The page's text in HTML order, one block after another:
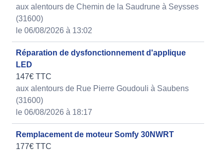
aux alentours de Chemin de la Saudrune à Seysses
(31600)
le 06/08/2026 à 13:02
Réparation de dysfonctionnement d'applique
LED
147€ TTC
aux alentours de Rue Pierre Goudouli à Saubens
(31600)
le 06/08/2026 à 18:17
Remplacement de moteur Somfy 30NWRT
177€ TTC